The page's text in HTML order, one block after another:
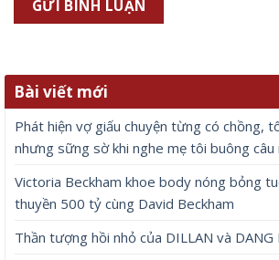
Bài viết mới
Phát hiện vợ giấu chuyện từng có chồng,
nhưng sững sờ khi nghe mẹ tôi buông câu
Victoria Beckham khoe body nóng bỏng
thuyền 500 tỷ cùng David Beckham
Thần tượng hồi nhỏ của DILLAN và DANG